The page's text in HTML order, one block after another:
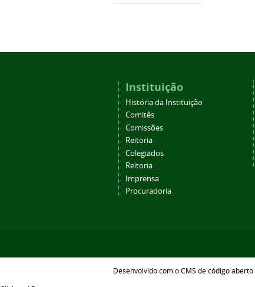
Instituição
História da Instituição
Comitês
Comissões
Reitoria
Colegiados
Reitoria
Imprensa
Procuradoria
Desenvolvido com o CMS de código aberto